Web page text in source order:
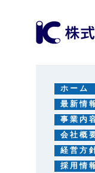
ホーム
最新情
事業内
会社概
経営方
採用情